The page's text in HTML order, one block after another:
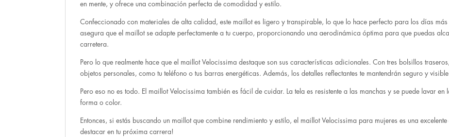
en mente, y ofrece una combinación perfecta de comodidad y estilo.
Confeccionado con materiales de alta calidad, este maillot es ligero y transpirable, lo que lo hace perfecto para los días
asegura que el maillot se adapte perfectamente a tu cuerpo, proporcionando una aerodinámica óptima para que puedas
carretera.
Pero lo que realmente hace que el maillot Velocissima destaque son sus características adicionales. Con tres bolsillos
objetos personales, como tu teléfono o tus barras energéticas. Además, los detalles reflectantes te mantendrán seguro y
Pero eso no es todo. El maillot Velocissima también es fácil de cuidar. La tela es resistente a las manchas y se puede lavar
forma o color.
Entonces, si estás buscando un maillot que combine rendimiento y estilo, el maillot Velocissima para mujeres es una
destacar en tu próxima carrera!